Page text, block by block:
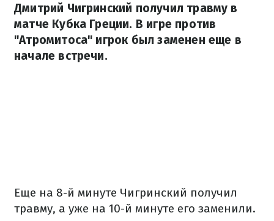
Дмитрий Чигринский получил травму в
матче Кубка Греции. В игре против
"Атромитоса" игрок был заменен еще в
начале встречи.
Еще на 8-й минуте Чигринский получил
травму, а уже на 10-й минуте его заменили.